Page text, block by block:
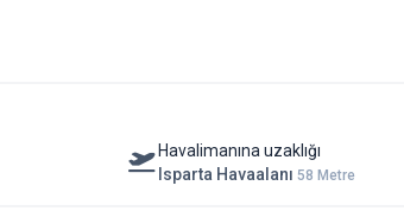
misafirler için Eskiciler Konağı Nis Otel
Havalimanına uzaklığı
Isparta Havaalanı 58 Metre